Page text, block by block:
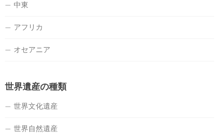
中東
アフリカ
オセアニア
世界遺産の種類
世界文化遺産
世界自然遺産